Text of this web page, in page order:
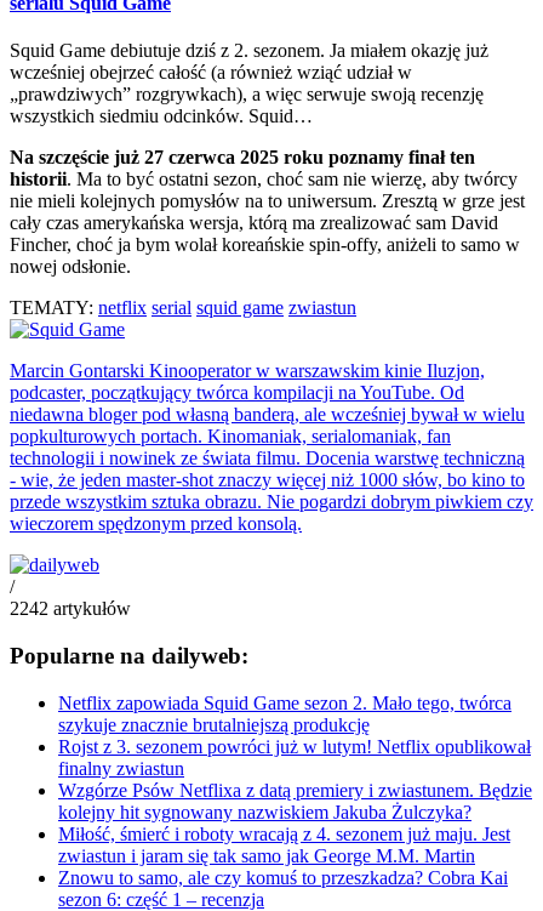
Squid Game debiutuje dziś z 2. sezonem. Ja miałem okazję już
wcześniej obejrzeć całość (a również wziąć udział w
„prawdziwych” rozgrywkach), a więc serwuje swoją recenzję
wszystkich siedmiu odcinków. Squid…
Na szczęście już 27 czerwca 2025 roku poznamy finał ten
historii. Ma to być ostatni sezon, choć sam nie wierzę, aby twórcy
nie mieli kolejnych pomysłów na to uniwersum. Zresztą w grze jest
cały czas amerykańska wersja, którą ma zrealizować sam David
Fincher, choć ja bym wolał koreańskie spin-offy, aniżeli to samo w
nowej odsłonie.
TEMATY: netflix serial squid game zwiastun
Marcin Gontarski Kinooperator w warszawskim kinie Iluzjon,
podcaster, początkujący twórca kompilacji na YouTube. Od
niedawna bloger pod własną banderą, ale wcześniej bywał w wielu
popkulturowych portach. Kinomaniak, serialomaniak, fan
technologii i nowinek ze świata filmu. Docenia warstwę techniczną
- wie, że jeden master-shot znaczy więcej niż 1000 słów, bo kino to
przede wszystkim sztuka obrazu. Nie pogardzi dobrym piwkiem czy
wieczorem spędzonym przed konsolą.
/
2242 artykułów
Popularne na dailyweb:
Netflix zapowiada Squid Game sezon 2. Mało tego, twórca
szykuje znacznie brutalniejszą produkcję
Rojst z 3. sezonem powróci już w lutym! Netflix opublikował
finalny zwiastun
Wzgórze Psów Netflixa z datą premiery i zwiastunem. Będzie
kolejny hit sygnowany nazwiskiem Jakuba Żulczyka?
Miłość, śmierć i roboty wracają z 4. sezonem już maju. Jest
zwiastun i jaram się tak samo jak George M.M. Martin
Znowu to samo, ale czy komuś to przeszkadza? Cobra Kai
sezon 6: część 1 – recenzja